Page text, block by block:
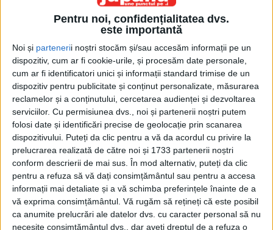
Pentru noi, confidențialitatea dvs.
este importantă
Noi și partenerii noștri stocăm și/sau accesăm informații pe un
dispozitiv, cum ar fi cookie-urile, și procesăm date personale,
cum ar fi identificatori unici și informații standard trimise de un
dispozitiv pentru publicitate și conținut personalizate, măsurarea
reclamelor și a conținutului, cercetarea audienței și dezvoltarea
serviciilor. Cu permisiunea dvs., noi și partenerii noștri putem
folosi date și identificări precise de geolocație prin scanarea
dispozitivului. Puteți da clic pentru a vă da acordul cu privire la
prelucrarea realizată de către noi și 1733 partenerii noștri
conform descrierii de mai sus. În mod alternativ, puteți da clic
pentru a refuza să vă dați consimțământul sau pentru a accesa
informații mai detaliate și a vă schimba preferințele înainte de a
vă exprima consimțământul. Vă rugăm să rețineți că este posibil
ca anumite prelucrări ale datelor dvs. cu caracter personal să nu
necesite consimțământul dvs., dar aveți dreptul de a refuza o
Etichetă: recomandare